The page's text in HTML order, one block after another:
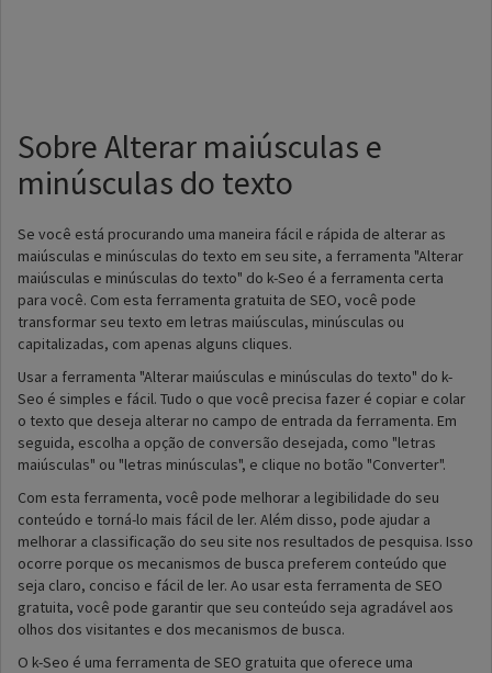
Sobre Alterar maiúsculas e
minúsculas do texto
Se você está procurando uma maneira fácil e rápida de alterar as
maiúsculas e minúsculas do texto em seu site, a ferramenta "Alterar
maiúsculas e minúsculas do texto" do k-Seo é a ferramenta certa
para você. Com esta ferramenta gratuita de SEO, você pode
transformar seu texto em letras maiúsculas, minúsculas ou
capitalizadas, com apenas alguns cliques.
Usar a ferramenta "Alterar maiúsculas e minúsculas do texto" do k-
Seo é simples e fácil. Tudo o que você precisa fazer é copiar e colar
o texto que deseja alterar no campo de entrada da ferramenta. Em
seguida, escolha a opção de conversão desejada, como "letras
maiúsculas" ou "letras minúsculas", e clique no botão "Converter".
Com esta ferramenta, você pode melhorar a legibilidade do seu
conteúdo e torná-lo mais fácil de ler. Além disso, pode ajudar a
melhorar a classificação do seu site nos resultados de pesquisa. Isso
ocorre porque os mecanismos de busca preferem conteúdo que
seja claro, conciso e fácil de ler. Ao usar esta ferramenta de SEO
gratuita, você pode garantir que seu conteúdo seja agradável aos
olhos dos visitantes e dos mecanismos de busca.
O k-Seo é uma ferramenta de SEO gratuita que oferece uma